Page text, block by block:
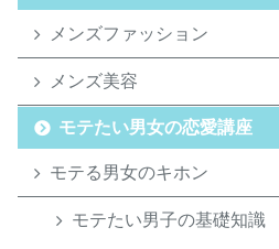
メンズファッション
メンズ美容
モテたい男女の恋愛講座
モテる男女のキホン
モテたい男子の基礎知識